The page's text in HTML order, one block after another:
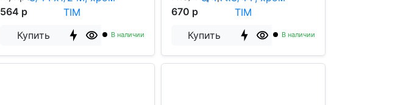
564 р
Купить
В наличии
670 р
Купить
В наличии